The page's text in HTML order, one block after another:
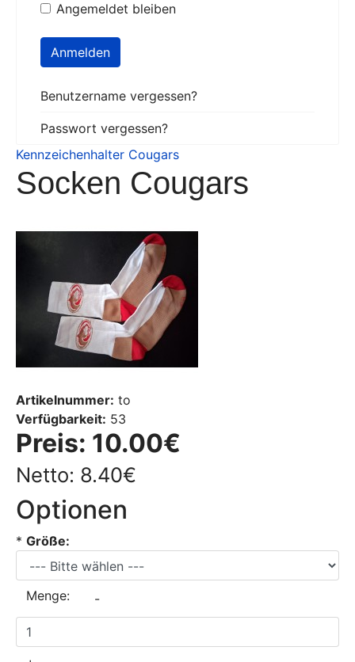
Angemeldet bleiben
Anmelden
Benutzername vergessen?
Passwort vergessen?
Kennzeichenhalter Cougars
Socken Cougars
Artikelnummer: to
Verfügbarkeit: 53
Preis: 10.00€
Netto: 8.40€
Optionen
* Größe:
Menge: -